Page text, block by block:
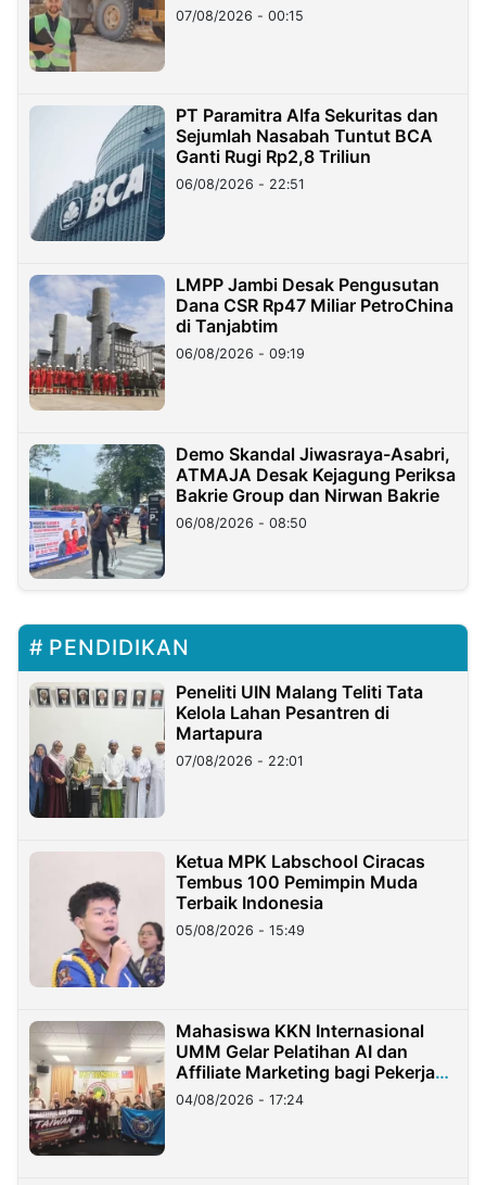
07/08/2026 - 00:15
PT Paramitra Alfa Sekuritas dan
Sejumlah Nasabah Tuntut BCA
Ganti Rugi Rp2,8 Triliun
06/08/2026 - 22:51
LMPP Jambi Desak Pengusutan
Dana CSR Rp47 Miliar PetroChina
di Tanjabtim
06/08/2026 - 09:19
Demo Skandal Jiwasraya-Asabri,
ATMAJA Desak Kejagung Periksa
Bakrie Group dan Nirwan Bakrie
06/08/2026 - 08:50
PENDIDIKAN
Peneliti UIN Malang Teliti Tata
Kelola Lahan Pesantren di
Martapura
07/08/2026 - 22:01
Ketua MPK Labschool Ciracas
Tembus 100 Pemimpin Muda
Terbaik Indonesia
05/08/2026 - 15:49
Mahasiswa KKN Internasional
UMM Gelar Pelatihan AI dan
Affiliate Marketing bagi Pekerja
Migran Indonesia di Taiwan
04/08/2026 - 17:24